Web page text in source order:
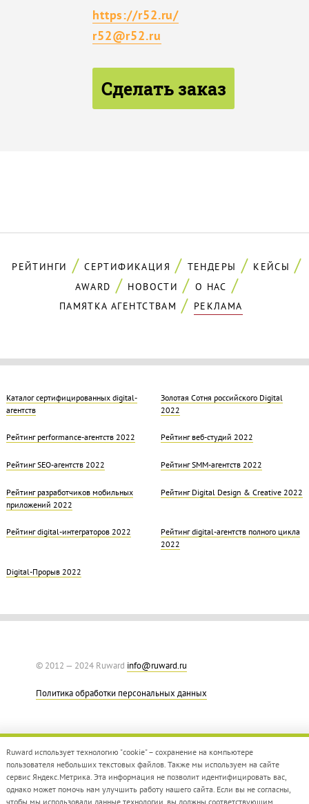
https://r52.ru/
r52@r52.ru
Сделать заказ
РЕЙТИНГИ СЕРТИФИКАЦИЯ ТЕНДЕРЫ
КЕЙСЫ
AWARD
НОВОСТИ
О НАС
ПАМЯТКА АГЕНТСТВАМ
РЕКЛАМА
Каталог сертифицированных digital-
агентств
Золотая Cотня российского Digital
2022
Рейтинг performance-агентств 2022 Рейтинг веб-студий 2022
Рейтинг SEO-агентств 2022 Рейтинг SMM-агентств 2022
Рейтинг разработчиков мобильных
приложений 2022
Рейтинг Digital Design & Creative 2022
Рейтинг digital-интеграторов 2022
Рейтинг digital-агентств полного цикла
2022
Digital-Прорыв 2022
© 2012 — 2024 Ruward info@ruward.ru
Политика обработки персональных данных
Дизайн –Red Collar
Ruward использует технологию "cookie" – сохранение на компьютере
пользователя небольших текстовых файлов. Также мы используем на сайте
сервис Яндекс.Метрика. Эта информация не позволит идентифицировать вас,
однако может помочь нам улучшить работу нашего сайта. Если вы не согласны,
чтобы мы использовали данные технологии, вы должны соответствующим